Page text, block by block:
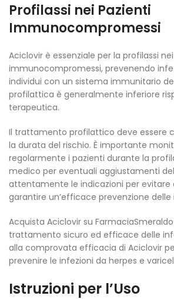
Profilassi nei Pazienti
Immunocompromessi
Aciclovir è essenziale per la profilassi
immunocompromessi, prevenendo
individui con un sistema immunitario
profilattica è generalmente inferiore
terapeutica.
Il trattamento profilattico deve essere
la durata del rischio. È importante
regolarmente i pazienti durante la
medico per eventuali aggiustamenti
attentamente le indicazioni per evitare
garantire un’efficace prevenzione delle
Acquista Aciclovir su
trattamento sicuro ed efficace delle
alla comprovata efficacia di Aciclovir
prevenire le infezioni da herpes e
Istruzioni per l’Uso